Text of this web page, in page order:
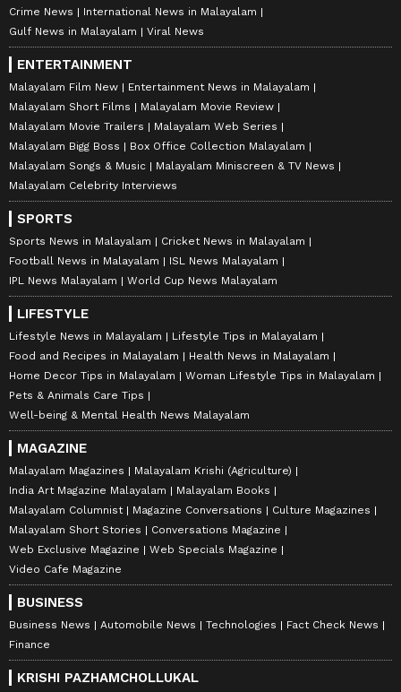
Crime News
International News in Malayalam
Gulf News in Malayalam
Viral News
ENTERTAINMENT
Malayalam Film New
Entertainment News in Malayalam
Malayalam Short Films
Malayalam Movie Review
Malayalam Movie Trailers
Malayalam Web Series
Malayalam Bigg Boss
Box Office Collection Malayalam
Malayalam Songs & Music
Malayalam Miniscreen & TV News
Malayalam Celebrity Interviews
SPORTS
Sports News in Malayalam
Cricket News in Malayalam
Football News in Malayalam
ISL News Malayalam
IPL News Malayalam
World Cup News Malayalam
LIFESTYLE
Lifestyle News in Malayalam
Lifestyle Tips in Malayalam
Food and Recipes in Malayalam
Health News in Malayalam
Home Decor Tips in Malayalam
Woman Lifestyle Tips in Malayalam
Pets & Animals Care Tips
Well-being & Mental Health News Malayalam
MAGAZINE
Malayalam Magazines
Malayalam Krishi (Agriculture)
India Art Magazine Malayalam
Malayalam Books
Malayalam Columnist
Magazine Conversations
Culture Magazines
Malayalam Short Stories
Conversations Magazine
Web Exclusive Magazine
Web Specials Magazine
Video Cafe Magazine
BUSINESS
Business News Automobile News Technologies
Fact Check News
Finance
KRISHI PAZHAMCHOLLUKAL